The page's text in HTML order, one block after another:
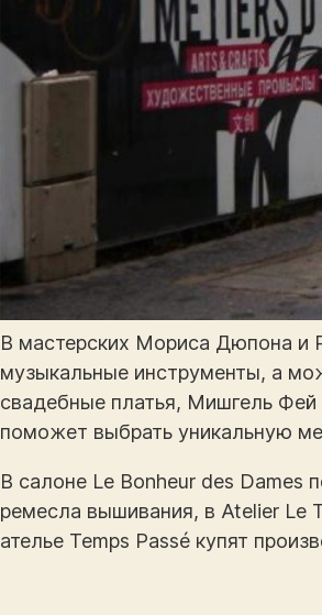
В мастерских Мориса Дюпона и
музыкальные инструменты, а
свадебные платья, Мишгель
поможет выбрать уникальную
В салоне Le Bonheur des Dames
ремесла вышивания, в Atelier Le
ателье Temps Passé купят